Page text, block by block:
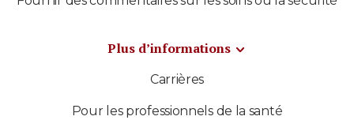
Plus d’informations
Carrières
Pour les professionnels de la santé